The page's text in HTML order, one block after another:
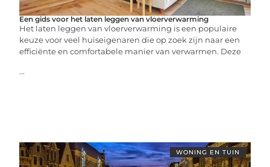
Een gids voor het laten leggen van vloerverwarming
Het laten leggen van vloerverwarming is een populaire
keuze voor veel huiseigenaren die op zoek zijn naar een
efficiënte en comfortabele manier van verwarmen. Deze
...
WONING EN TUIN